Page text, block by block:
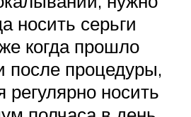
носить серьги
когда прошло
после процедуры,
регулярно носить